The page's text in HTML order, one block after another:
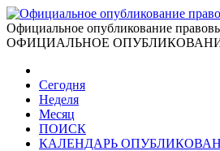
Официальное опубликование
ОФИЦИАЛЬНОЕ
Сегодня
Неделя
Месяц
ПОИСК
КАЛЕНДАРЬ